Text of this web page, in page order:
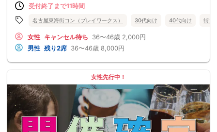
受付終了まで11時間
名古屋東海街コン（プレイワークス） 30代向け 40代向け 街コ
女性 キャンセル待ち 36〜46歳 2,000円
男性 残り2席 36〜46歳 8,000円
女性先行中！